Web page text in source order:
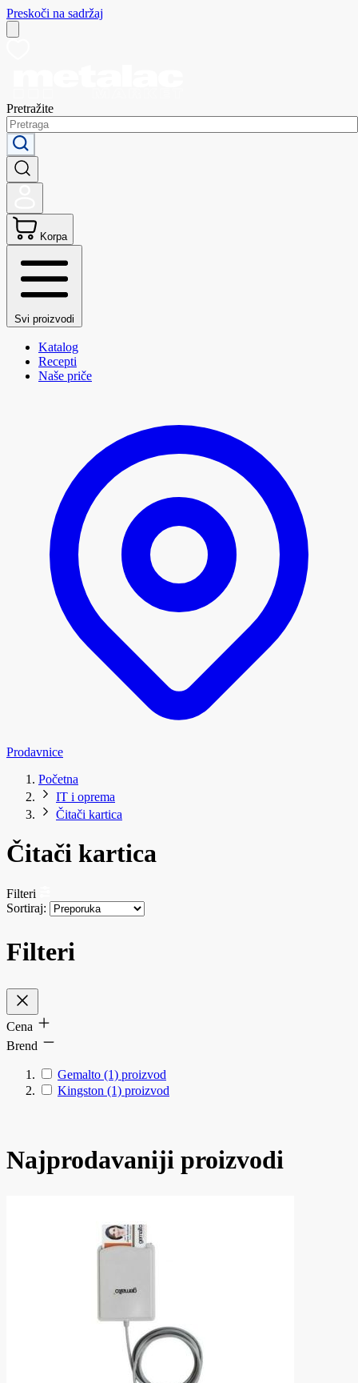
Preskoči na sadržaj
Pretražite
Korpa
Svi proizvodi
Katalog
Recepti
Naše priče
Prodavnice
Početna
IT i oprema
Čitači kartica
Čitači kartica
Filteri
Sortiraj:
Filteri
Cena
Brend
Gemalto (1) proizvod
Kingston (1) proizvod
Najprodavaniji proizvodi